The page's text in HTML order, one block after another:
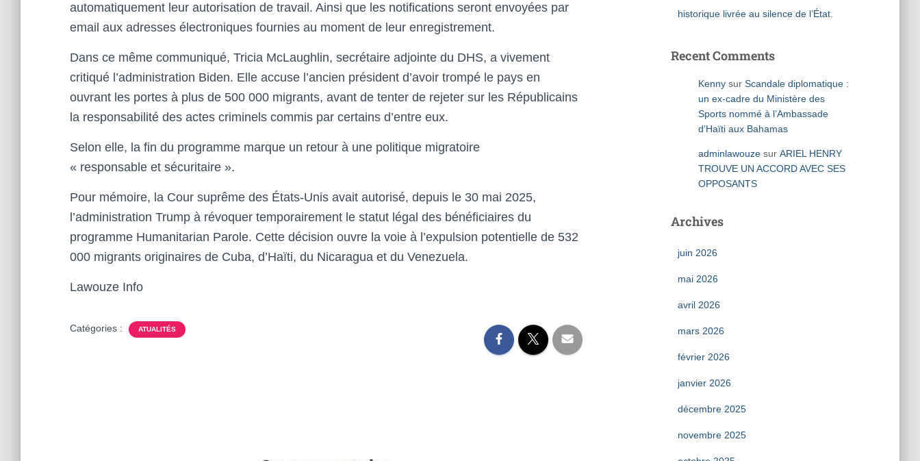
automatiquement leur autorisation de travail. Ainsi que les notifications seront envoyées par
email aux adresses électroniques fournies au moment de leur enregistrement.
Dans ce même communiqué, Tricia McLaughlin, secrétaire adjointe du DHS, a vivement
critiqué l’administration Biden. Elle accuse l’ancien président d’avoir trompé le pays en
ouvrant les portes à plus de 500 000 migrants, avant de tenter de rejeter sur les Républicains
la responsabilité des actes criminels commis par certains d’entre eux.
Selon elle, la fin du programme marque un retour à une politique migratoire
« responsable et sécuritaire ».
Pour mémoire, la Cour suprême des États-Unis avait autorisé, depuis le 30 mai 2025,
l’administration Trump à révoquer temporairement le statut légal des bénéficiaires du
programme Humanitarian Parole. Cette décision ouvre la voie à l’expulsion potentielle de 532
000 migrants originaires de Cuba, d’Haïti, du Nicaragua et du Venezuela.
Lawouze Info
Catégories : ATUALITÉS
historique livrée au silence de l’État.
Recent Comments
Kennysur Scandale diplomatique :
un ex-cadre du Ministère des
Sports nommé à l’Ambassade
d’Haïti aux Bahamas
adminlawouzesur ARIEL HENRY
TROUVE UN ACCORD AVEC SES
OPPOSANTS
Archives
juin 2026
mai 2026
avril 2026
mars 2026
février 2026
janvier 2026
décembre 2025
novembre 2025